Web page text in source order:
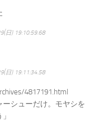
日) 19:10:59.68
日) 19:11:34.58
4817191.html
シューだけ。モヤシを